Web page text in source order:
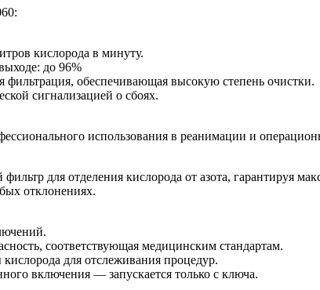
кислорода в минуту.
до 96%
фильтрация, обеспечивающая высокую степень очистки.
сигнализацией о сбоях.
использования в реанимации и
для отделения кислорода от азота, гарантируя
отклонениях.
соответствующая медицинским стандартам.
для отслеживания процедур.
включения — запускается только с ключа.